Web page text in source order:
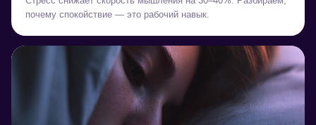
почему спокойствие — это рабочий навык.